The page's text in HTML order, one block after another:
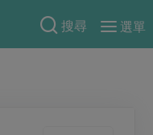
搜尋
選單